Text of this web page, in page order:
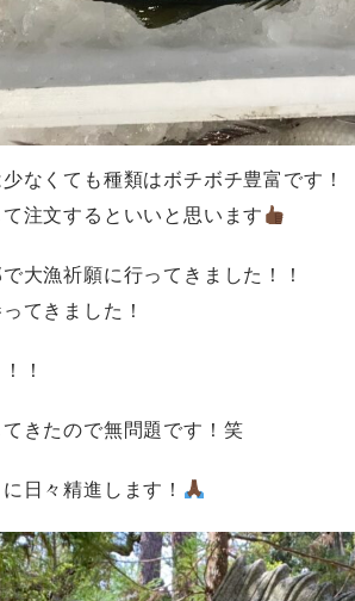
なくても種類はボチボチ豊富です！
注文するといいと思います
大漁祈願に行ってきました！！
てきました！
！
きたので無問題です！笑
日々精進します！